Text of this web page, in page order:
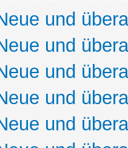
und
und
und
und
und